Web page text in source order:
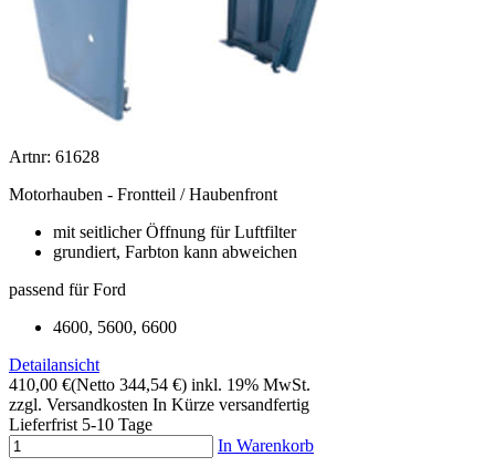
Artnr: 61628
Motorhauben - Frontteil / Haubenfront
mit seitlicher Öffnung für Luftfilter
grundiert, Farbton kann abweichen
passend für Ford
4600, 5600, 6600
Detailansicht
410,00 €(Netto 344,54 €) inkl. 19% MwSt.
zzgl. Versandkosten In Kürze versandfertig
Lieferfrist 5-10 Tage
In Warenkorb